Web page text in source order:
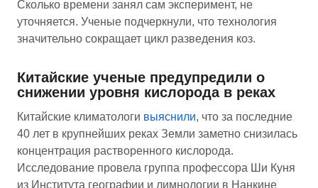
Сколько времени занял сам эксперимент, не
уточняется. Ученые подчеркнули, что технология
значительно сокращает цикл разведения коз.
Китайские ученые предупредили о
снижении уровня кислорода в реках
Китайские климатологи выяснили, что за последние
40 лет в крупнейших реках Земли заметно снизилась
концентрация растворенного кислорода.
Исследование провела группа профессора Ши Куня
из Института географии и лимнологии в Нанкине